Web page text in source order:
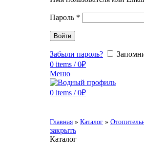
Пароль *
Войти
Забыли пароль?
0 items / 0₽
Меню
0 items / 0₽
Главная » Каталог »
закрыть
Каталог